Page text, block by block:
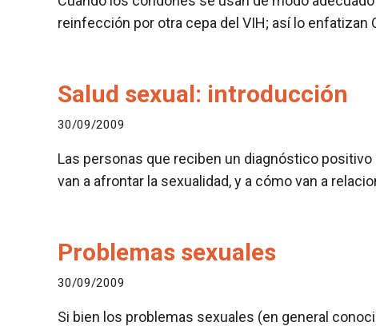
reinfección por otra cepa del VIH; así lo enfatizan
Salud sexual: introducción
30/09/2009
Las personas que reciben un diagnóstico
van a afrontar la sexualidad, y a cómo van a
Problemas sexuales
30/09/2009
Si bien los problemas sexuales (en general